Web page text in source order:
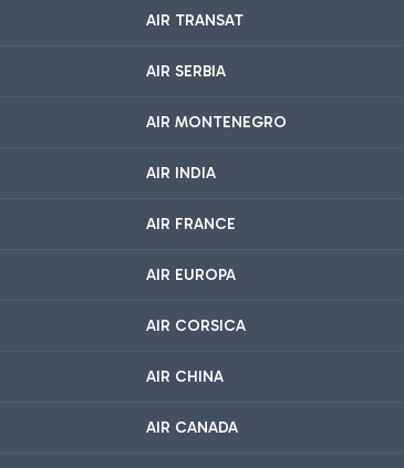
AIR TRANSAT
AIR SERBIA
AIR MONTENEGRO
AIR INDIA
AIR FRANCE
AIR EUROPA
AIR CORSICA
AIR CHINA
AIR CANADA